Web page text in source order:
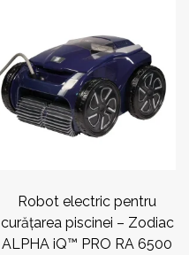
Robot electric pentru
curățarea piscinei – Zodiac
ALPHA iQ™ PRO RA 6500